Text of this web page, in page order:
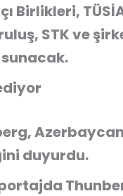
STK ve
sunacak.
duyurdu.